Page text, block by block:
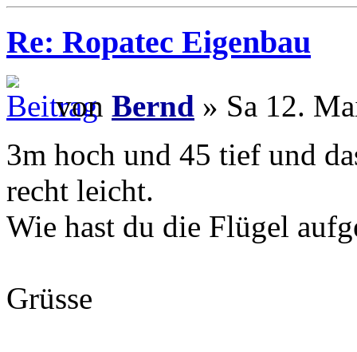
Re: Ropatec Eigenbau
von Bernd » Sa 12.
3m hoch und 45 tief und
recht leicht.
Wie hast du die Flügel
Grüsse